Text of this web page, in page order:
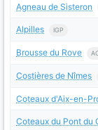
Agneau de Sisteron
Alpilles IGP
Brousse du Rove
Costières de Nîmes
Coteaux d'Aix-en-
Coteaux du Pont du